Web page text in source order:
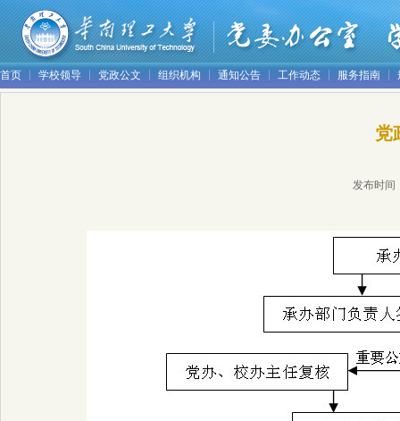
首页 学校领导 党政公文 组织机构 通知公告 工作动态 服务指南
党
发布时